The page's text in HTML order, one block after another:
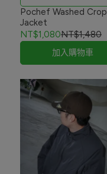
Pochef Washed Crop
Jacket
NT$1,080NT$1,480
加入購物車